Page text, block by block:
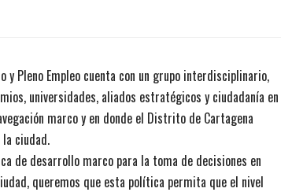
Pleno Empleo cuenta con un grupo interdisciplinario,
universidades, aliados estratégicos y ciudadanía en
marco y en donde el Distrito de Cartagena
ciudad.
de desarrollo marco para la toma de decisiones en
queremos que esta política permita que el nivel